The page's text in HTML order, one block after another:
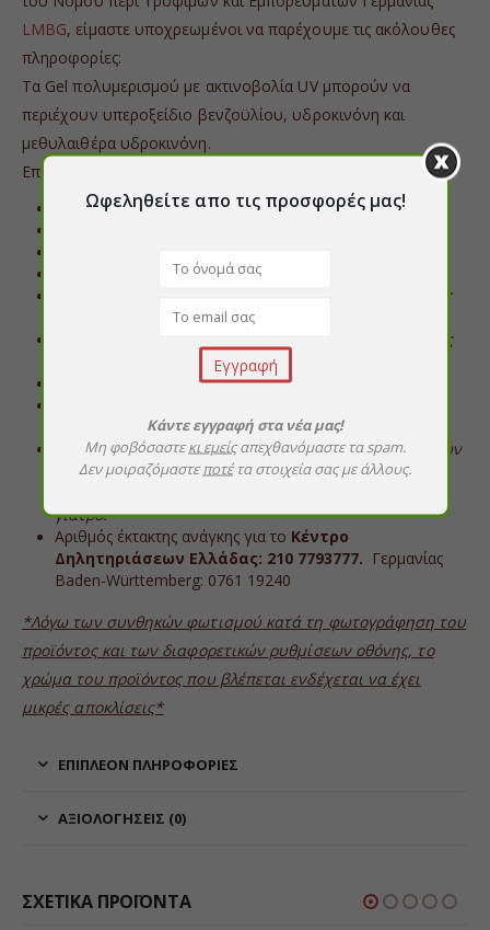
LMBG, είμαστε υποχρεωμένοι να παρέχουμε τις ακόλουθες
πληροφορίες:
Τα Gel πολυμερισμού με ακτινοβολία UV μπορούν να
περιέχουν υπεροξείδιο βενζοϋλίου, υδροκινόνη και
μεθυλαιθέρα υδροκινόνη.
Επομένως, προορίζονται
μόνο για επαγγελματική χρήση.
Περιεχόμενο: 5 γραμμάρια
Να φυλάσσεται μακριά από παιδιά.
Σε περίπτωση επαφής με τα μάτια, ξεπλύνετε αμέσως
με νερό και συμβουλευτείτε γιατρό.
Σε περίπτωση επαφής με το δέρμα, ξεπλύνετε αμέσως
Χρησιμοποιήστε το σε καλά αεριζόμενο χώρο.
φλεγμονώδη νύχια.
Σε περίπτωση ερυθρότητας του δέρματος ή αλλεργικών
αντιδράσεων, σταματήστε αμέσως την επαφή με το
γιατρό.
Αριθμός έκτακτης ανάγκης για το Κέντρο
Δηλητηριάσεων Ελλάδας: 210 7793777. Γερμανίας
Baden-Württemberg: 0761 19240
*Λόγω των συνθηκών φωτισμού κατά τη φωτογράφηση του
προϊόντος και των διαφορετικών ρυθμίσεων οθόνης, το
χρώμα του προϊόντος που βλέπεται ενδέχεται να έχει
μικρές αποκλίσεις*
ΕΠΙΠΛΈΟΝ ΠΛΗΡΟΦΟΡΊΕΣ
ΑΞΙΟΛΟΓΉΣΕΙΣ (0)
ΣΧΕΤΙΚΆ ΠΡΟΪΌΝΤΑ
Ωφεληθείτε απο τις προσφορές μας!
Κάντε εγγραφή στα νέα μας!
Μη φοβόσαστεκι εμείςαπεχθανόμαστε τα spam.
Δεν μοιραζόμαστεποτέτα στοιχεία σας με άλλους.